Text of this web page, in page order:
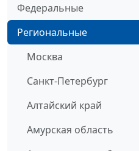
Федеральные
Региональные
Москва
Санкт-Петербург
Алтайский край
Амурская область